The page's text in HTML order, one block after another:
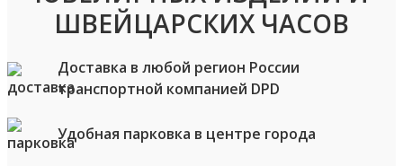
ШВЕЙЦАРСКИХ ЧАСОВ
Доставка в любой регион России
транспортной компанией DPD
Удобная парковка в центре города